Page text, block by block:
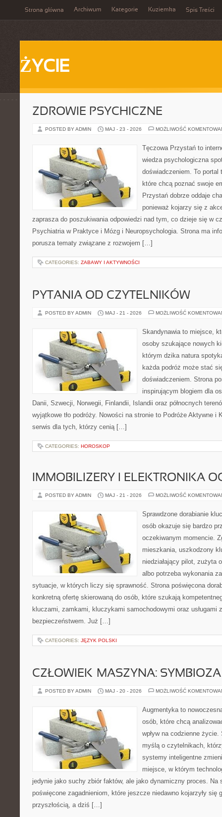
Strona główna Archiwum Kategorie Kuziemka Spis Treści
ŻYCIE
ZDROWIE PSYCHICZNE
POSTED BY ADMIN MAJ - 23 - 2026 MOŻLIWOŚĆ
Tęczowa Przystań to
wiedza psychologiczna
doświadczeniem. To
które chcą poznać swoje
Przystań dobrze oddaje
ponieważ kojarzy się z
zaprasza do poszukiwania odpowiedzi nad tym, co dzieje się w
Psychiatria w Praktyce i Mózg i Neuropsychologia. Strona ma
porusza tematy związane z rozwojem […]
CATEGORIES: ZABAWY I AKTYWNOŚCI
PYTANIA OD CZYTELNIKÓW
POSTED BY ADMIN MAJ - 21 - 2026 MOŻLIWOŚĆ
Skandynawia to miejsce,
osoby szukające nowych
którym dzika natura
każda podróż może stać
doświadczeniem. Strona
inspirującym blogiem dla
Danii, Szwecji, Norwegii, Finlandii, Islandii oraz północnych
wyjątkowe tło podróży. Nowości na stronie to Podróże Aktywne i
serwis dla tych, którzy cenią […]
CATEGORIES: HOROSKOP
IMMOBILIZERY I ELEKTRONIKA
POSTED BY ADMIN MAJ - 21 - 2026 MOŻLIWOŚĆ
Sprawdzone dorabianie
osób okazuje się bardzo
oczekiwanym momencie.
mieszkania, uszkodzony
niedziałający pilot, zużyta
albo potrzeba wykonania
sytuacje, w których liczy się sprawność. Strona poświęcona
konkretną ofertę skierowaną do osób, które szukają
kluczami, zamkami, kluczykami samochodowymi oraz usługami
bezpieczeństwem. Już […]
CATEGORIES: JĘZYK POLSKI
CZŁOWIEK–MASZYNA: SYMBIOZA
POSTED BY ADMIN MAJ - 20 - 2026 MOŻLIWOŚĆ
Augmentyka to
osób, które chcą
wpływ na codzienne
myślą o czytelnikach,
systemy inteligentne
miejsce, w którym
jedynie jako suchy zbiór faktów, ale jako dynamiczny proces.
poświęcone zagadnieniom, które jeszcze niedawno kojarzyły się
przyszłością, a dziś […]